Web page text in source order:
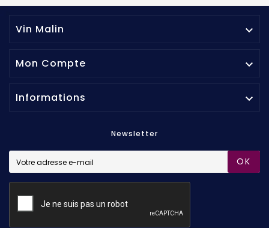
Vin Malin 
Mon Compte 
Informations 
Newsletter
OK